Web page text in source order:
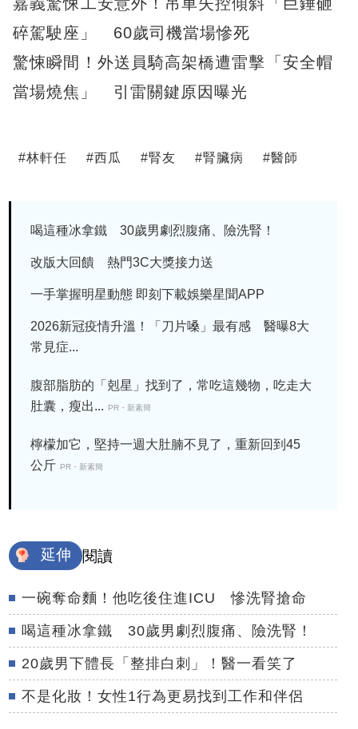
碎駕駛座」 60歲司機當場慘死
驚悚瞬間！外送員騎高架橋遭雷擊「安全帽
當場燒焦」 引雷關鍵原因曝光
#林軒任 #西瓜 #腎友 #腎臟病 #醫師
喝這種冰拿鐵 30歲男劇烈腹痛、險洗腎！
改版大回饋 熱門3C大獎接力送
一手掌握明星動態 即刻下載娛樂星聞APP
2026新冠疫情升溫！「刀片嗓」最有感 醫曝8大
常見症...
腹部脂肪的「剋星」找到了，常吃這幾物，吃走大
肚囊，瘦出...
PR・新素簡
檸檬加它，堅持一週大肚腩不見了，重新回到45
公斤 PR・新素簡
延伸 閱讀
一碗奪命麵！他吃後住進ICU 慘洗腎搶命
喝這種冰拿鐵 30歲男劇烈腹痛、險洗腎！
20歲男下體長「整排白刺」！醫一看笑了
不是化妝！女性1行為更易找到工作和伴侶